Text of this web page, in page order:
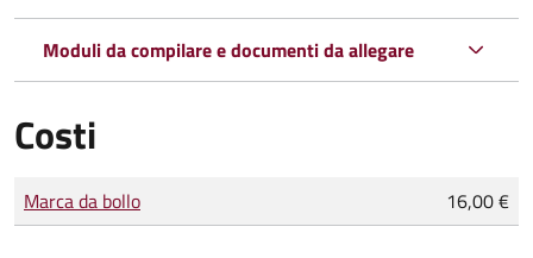
Moduli da compilare e documenti da allegare
Costi
Tipo di pagamento
Importo
Marca da bollo 16,00 €